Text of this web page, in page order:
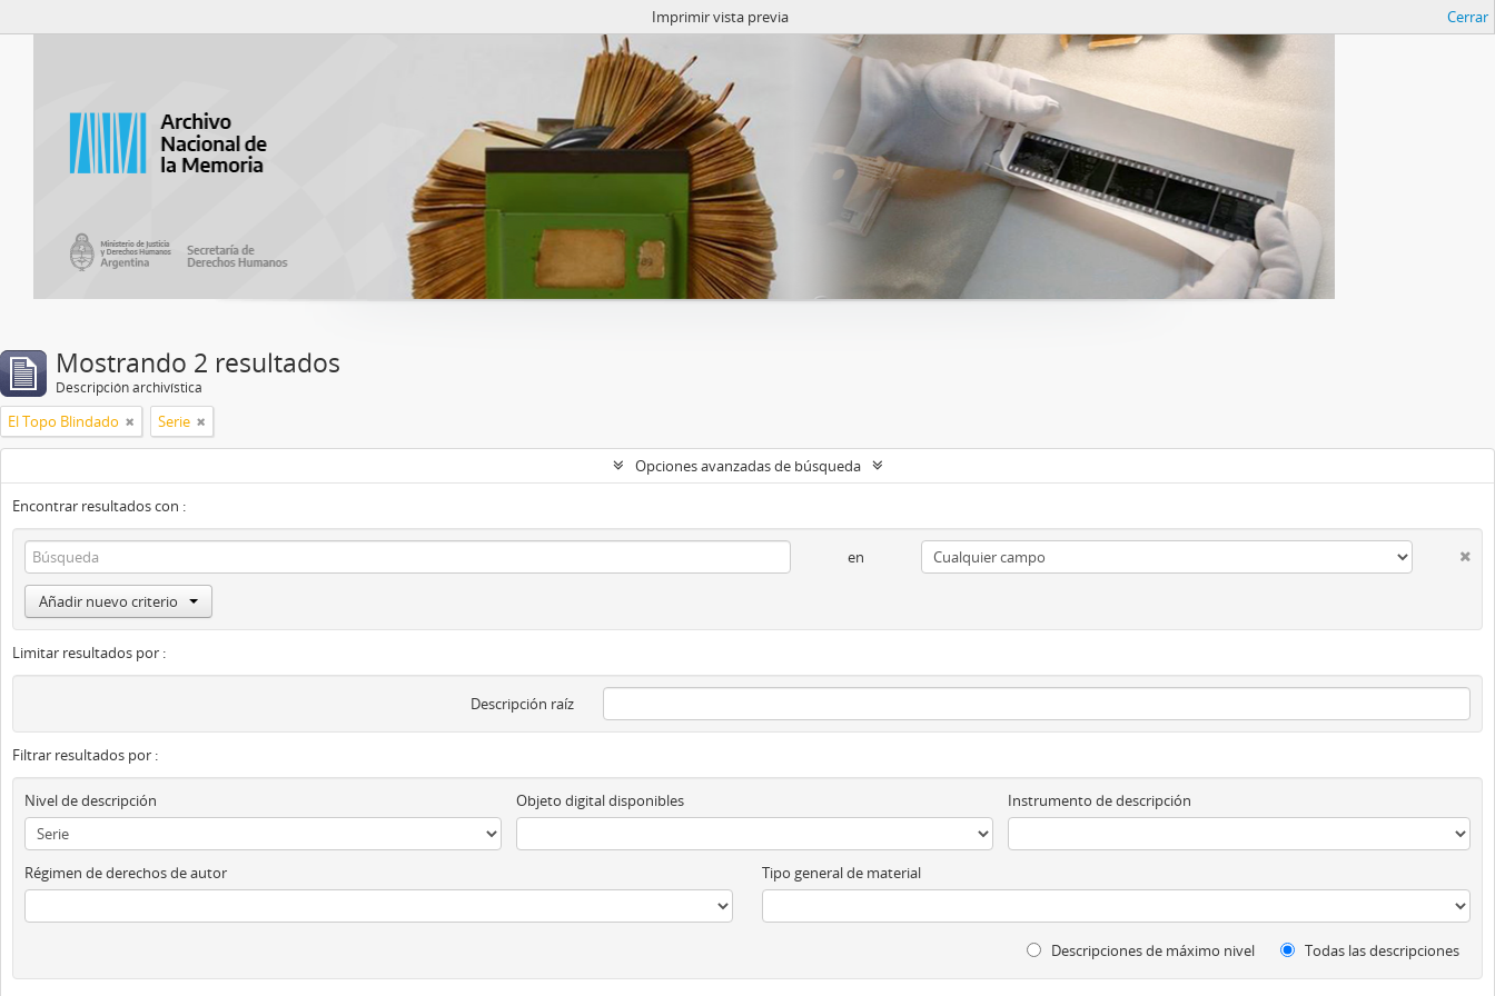
Imprimir vista previa Cerrar
Mostrando 2 resultados
Descripción archivística
El Topo Blindado Serie
Opciones avanzadas de búsqueda
Encontrar resultados con :
en
Añadir nuevo criterio
Limitar resultados por :
Descripción raíz
Filtrar resultados por :
Nivel de descripción Objeto digital disponibles Instrumento de descripción
Régimen de derechos de autor Tipo general de material
Descripciones de máximo nivel Todas las descripciones